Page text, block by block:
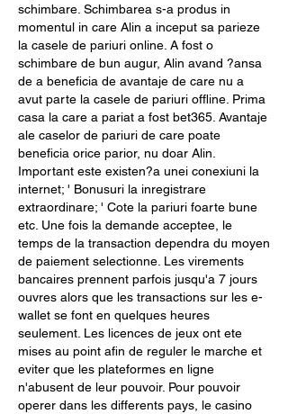
schimbare. Schimbarea s-a produs in
momentul in care Alin a inceput sa parieze
la casele de pariuri online. A fost o
schimbare de bun augur, Alin avand ?ansa
de a beneficia de avantaje de care nu a
avut parte la casele de pariuri offline. Prima
casa la care a pariat a fost bet365. Avantaje
ale caselor de pariuri de care poate
beneficia orice parior, nu doar Alin.
Important este existen?a unei conexiuni la
internet; ' Bonusuri la inregistrare
extraordinare; ' Cote la pariuri foarte bune
etc. Une fois la demande acceptee, le
temps de la transaction dependra du moyen
de paiement selectionne. Les virements
bancaires prennent parfois jusqu'a 7 jours
ouvres alors que les transactions sur les e-
wallet se font en quelques heures
seulement. Les licences de jeux ont ete
mises au point afin de reguler le marche et
eviter que les plateformes en ligne
n'abusent de leur pouvoir. Pour pouvoir
operer dans les differents pays, le casino